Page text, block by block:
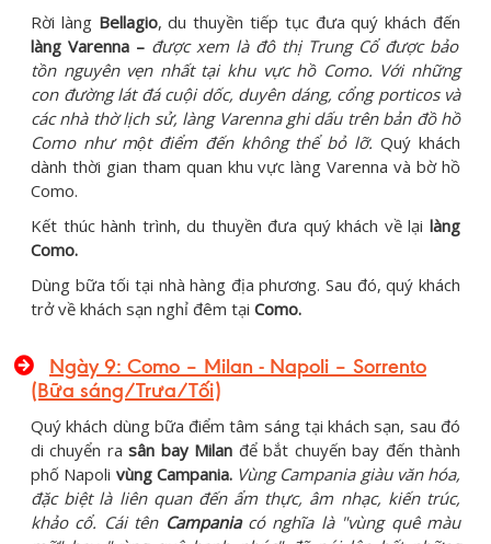
Rời làng Bellagio, du thuyền tiếp tục đưa quý khách đến
làng Varenna – được xem là đô thị Trung Cổ được bảo
tồn nguyên vẹn nhất tại khu vực hồ Como. Với những
con đường lát đá cuội dốc, duyên dáng, cổng porticos và
các nhà thờ lịch sử, làng Varenna ghi dấu trên bản đồ hồ
Como như một điểm đến không thể bỏ lỡ.Quý khách
dành thời gian tham quan khu vực làng Varenna và bờ hồ
Como.
Kết thúc hành trình, du thuyền đưa quý khách về lại làng
Como.
Dùng bữa tối tại nhà hàng địa phương. Sau đó, quý khách
trở về khách sạn nghỉ đêm tại Como.
Ngày 9: Como – Milan - Napoli – Sorrento
(Bữa sáng/Trưa/Tối)
Quý khách dùng bữa điểm tâm sáng tại khách sạn, sau đó
di chuyển rasân bay Milan để bắt chuyến bay đến thành
phố Napoli vùng Campania. Vùng Campania giàu văn hóa,
đặc biệt là liên quan đến ẩm thực, âm nhạc, kiến trúc,
khảo cổ. Cái tên Campaniacó nghĩa là "vùng quê màu